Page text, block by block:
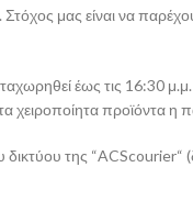
μας είναι να
έως τις 16:30
προϊόντα η
της “ACScourier“